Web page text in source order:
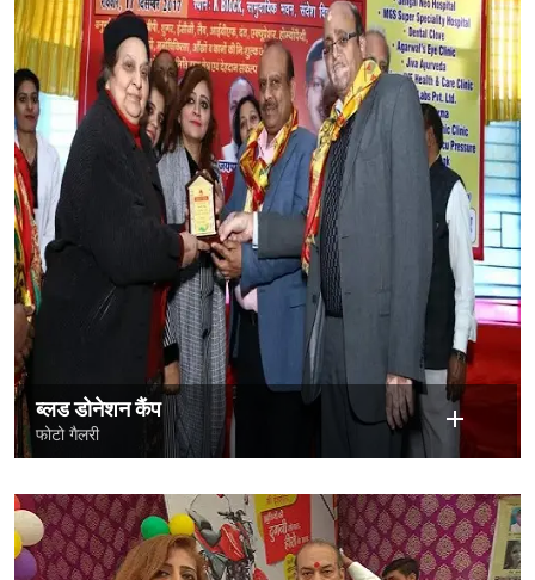
ब्लड डोनेशन कैंप
फोटो गैलरी